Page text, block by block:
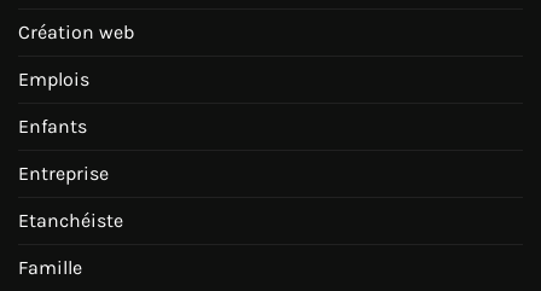
Création web
Emplois
Enfants
Entreprise
Etanchéiste
Famille